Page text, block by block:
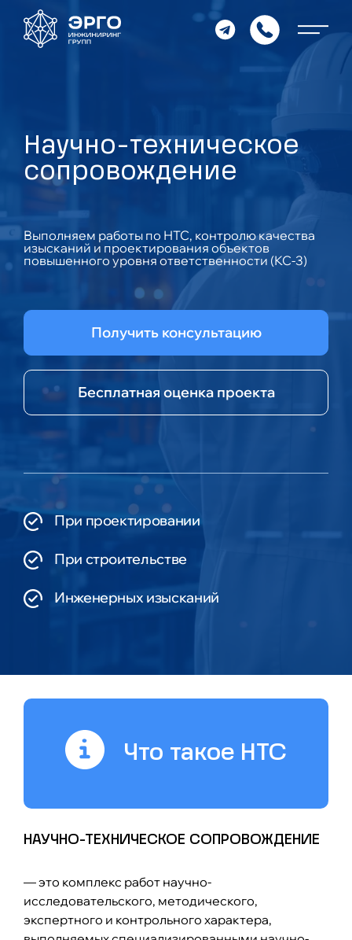
Научно-техническое
сопровождение
Выполняем работы по НТС, контролю качества
изысканий и проектирования объектов
повышенного уровня ответственности (КС-3)
Получить консультацию
Бесплатная оценка проекта
При проектировании
При строительстве
Инженерных изысканий
Что такое НТС
НАУЧНО-ТЕХНИЧЕСКОЕ СОПРОВОЖДЕНИЕ
— это комплекс работ научно-
исследовательского, методического,
экспертного и контрольного характера,